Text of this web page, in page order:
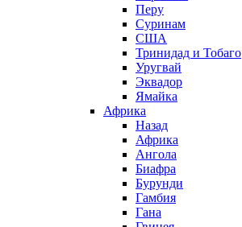
Перу
Суринам
США
Тринидад и Тобаго
Уругвай
Эквадор
Ямайка
Африка
Назад
Африка
Ангола
Биафра
Бурунди
Гамбия
Гана